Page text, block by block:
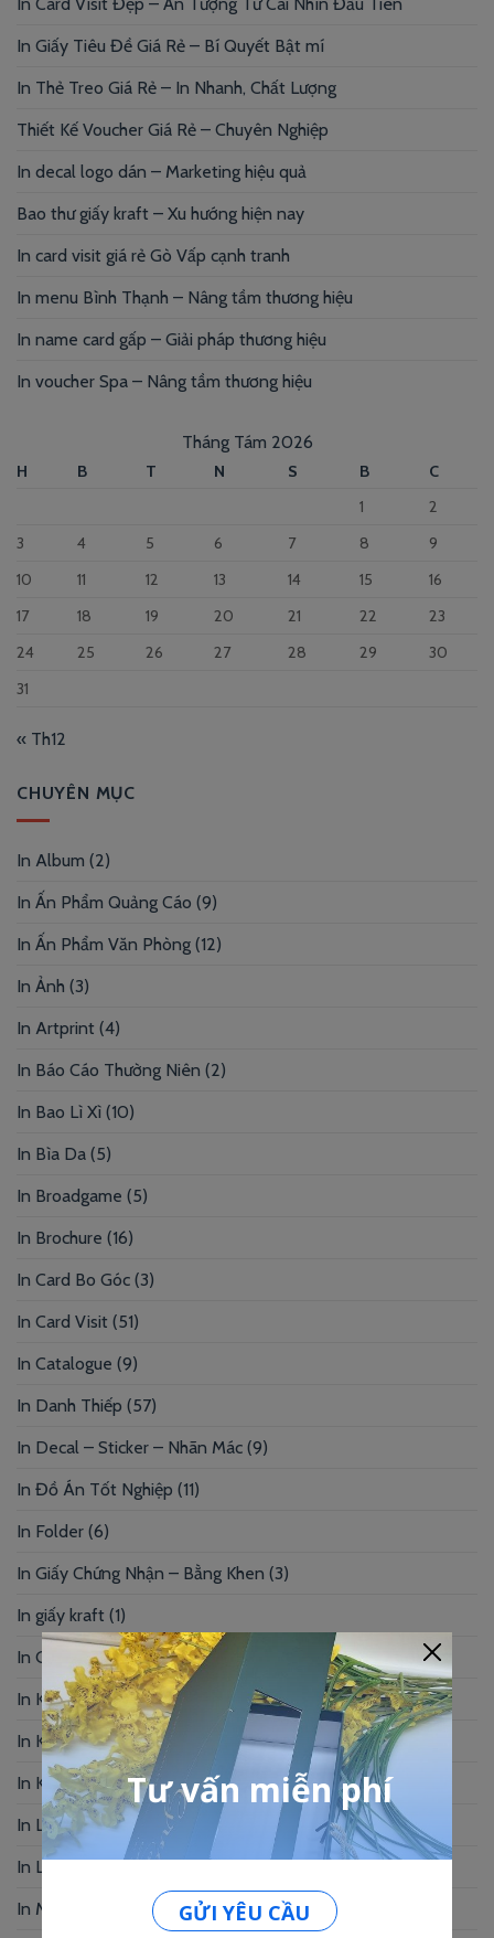
In Card Visit Đẹp – Ấn Tượng Từ Cái Nhìn Đầu Tiên
In Giấy Tiêu Đề Giá Rẻ – Bí Quyết Bật mí
In Thẻ Treo Giá Rẻ – In Nhanh, Chất Lượng
Thiết Kế Voucher Giá Rẻ – Chuyên Nghiệp
In decal logo dán – Marketing hiệu quả
Bao thư giấy kraft – Xu hướng hiện nay
In card visit giá rẻ Gò Vấp cạnh tranh
In menu Bình Thạnh – Nâng tầm thương hiệu
In name card gấp – Giải pháp thương hiệu
In voucher Spa – Nâng tầm thương hiệu
Tháng Tám 2026
H B T N S B
C
1
2
3
4 5 6 7 8
9
10
11 12 13 14 15
16
17
18 19 20 21 22
23
24
25 26 27 28 29
30
31
« Th12
CHUYÊN MỤC
In Album (2)
In Ấn Phẩm Quảng Cáo (9)
In Ấn Phẩm Văn Phòng (12)
In Ảnh (3)
In Artprint (4)
In Báo Cáo Thường Niên (2)
In Bao Lì Xì (10)
In Bìa Da (5)
In Broadgame (5)
In Brochure (16)
In Card Bo Góc (3)
In Card Visit (51)
In Catalogue (9)
In Danh Thiếp (57)
In Decal – Sticker – Nhãn Mác (9)
In Đồ Án Tốt Nghiệp (11)
In Folder (6)
In Giấy Chứng Nhận – Bằng Khen (3)
In giấy kraft (1)
In Giấy Mỹ Thuật(1)
In Kẹp Bill(1)
In Khung Hình(2)
In Kỷ Yếu(6)
In Lịch Bàn(19)
In Logo(2)
In Menu